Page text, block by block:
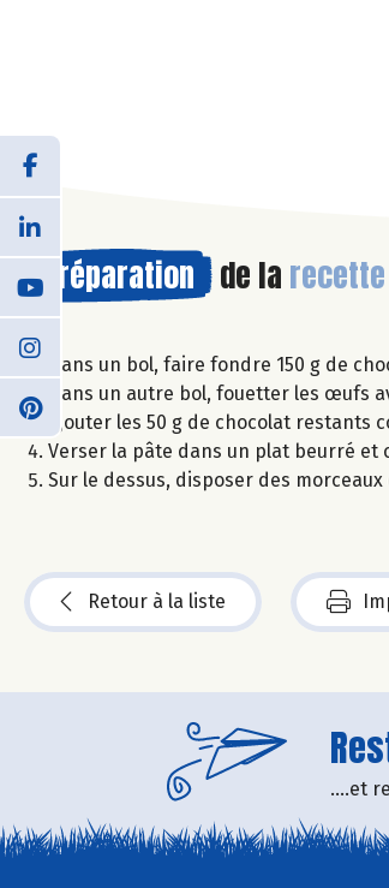
Préparation de la recette
Dans un bol, faire fondre 150 g de
Dans un autre bol, fouetter les œufs
Ajouter les 50 g de chocolat restants
Verser la pâte dans un plat beurré et
Sur le dessus, disposer des
Retour à la liste
....et